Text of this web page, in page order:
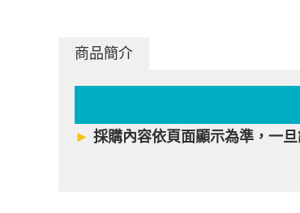
商品簡介
► 採購內容依頁面顯示為準，一